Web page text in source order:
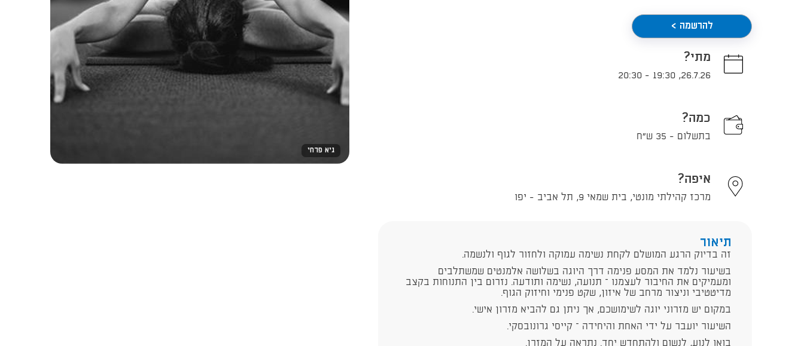
גיא פרחי
להרשמה >
מתי?
26.7.26
,
19:30
-
20:30
כמה?
בתשלום - 35 ש"ח
איפה?
מרכז קהילתי מונטי, בית שמאי 9, תל אביב - יפו
תיאור
זה בדיוק הרגע המושלם לקחת נשימה עמוקה ולחזור לגוף ולנשמה.
בשיעור נלמד את המסע פנימה דרך היוגה בשלושה אלמנטים שמשתלבים
ומעמיקים את החיבור לעצמנו – תנועה, נשימה ותודעה. נזרום בין התנוחות בקצב
מדיטטיבי וניצור מרחב של איזון, שקט פנימי וחיזוק הגוף.
במקום יש מזרוני יוגה לשימושכם, אך ניתן גם להביא מזרון אישי.
השיעור יועבר על ידי האחת והיחידה – קייסי גרונובסקי.
בואו לנוע, לנשום ולהתחדש יחד. נתראה על המזרן.